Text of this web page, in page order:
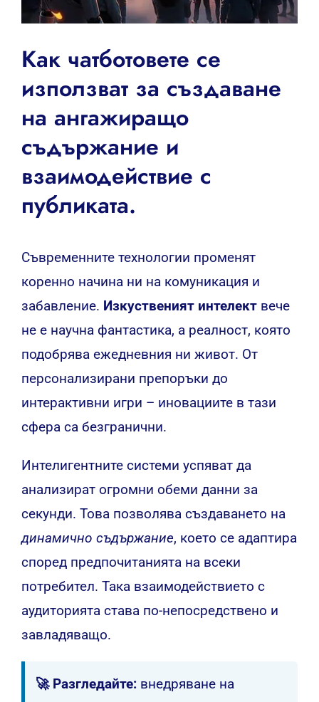
Как чатботовете се
използват за създаване
на ангажиращо
съдържание и
взаимодействие с
публиката.
Съвременните технологии променят
коренно начина ни на комуникация и
забавление. Изкуственият интелект вече
не е научна фантастика, а реалност, която
подобрява ежедневния ни живот. От
персонализирани препоръки до
интерактивни игри – иновациите в тази
сфера са безгранични.
Интелигентните системи успяват да
анализират огромни обеми данни за
секунди. Това позволява създаването на
динамично съдържание, което се адаптира
според предпочитанията на всеки
потребител. Така взаимодействието с
аудиторията става по-непосредствено и
завладяващо.
🚀 Разгледайте: внедряване на